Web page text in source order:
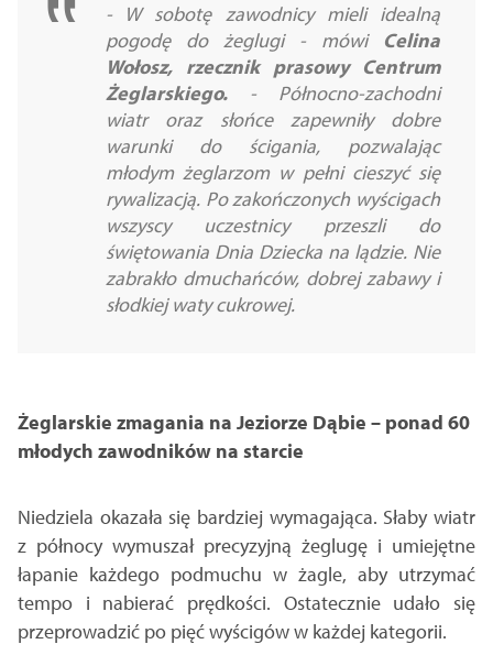
- W sobotę zawodnicy mieli idealną
pogodę do żeglugi - mówi Celina
Wołosz, rzecznik prasowy Centrum
Żeglarskiego. - Północno-zachodni
wiatr oraz słońce zapewniły dobre
warunki do ścigania, pozwalając
młodym żeglarzom w pełni cieszyć się
rywalizacją. Po zakończonych wyścigach
wszyscy uczestnicy przeszli do
świętowania Dnia Dziecka na lądzie. Nie
zabrakło dmuchańców, dobrej zabawy i
słodkiej waty cukrowej.
Żeglarskie zmagania na Jeziorze Dąbie – ponad 60
młodych zawodników na starcie
Niedziela okazała się bardziej wymagająca. Słaby wiatr
z północy wymuszał precyzyjną żeglugę i umiejętne
łapanie każdego podmuchu w żagle, aby utrzymać
tempo i nabierać prędkości. Ostatecznie udało się
przeprowadzić po pięć wyścigów w każdej kategorii.